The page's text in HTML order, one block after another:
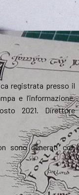
registrata presso il
e l’informazione,
2021. Direttore
sono generati con